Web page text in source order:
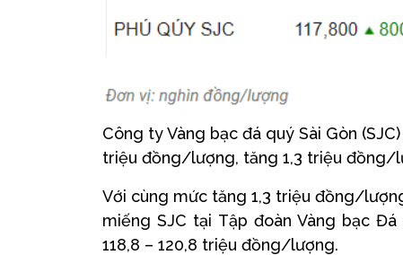
Công ty Vàng bạc đá quý Sài Gòn
triệu đồng/lượng, tăng 1,3 triệu đồng/
Với cùng mức tăng 1,3 triệu đồng/
miếng SJC tại Tập đoàn Vàng bạc
118,8 – 120,8 triệu đồng/lượng.